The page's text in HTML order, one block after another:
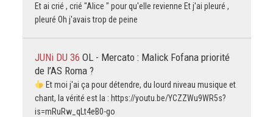
Et ai crié , crié "Alice " pour qu'elle revienne Et j'ai pleuré ,
pleuré Oh j'avais trop de peine
JUNi DU 36 OL - Mercato : Malick Fofana priorité
de l’AS Roma ?
Et moi j'ai ça pour détendre, du lourd niveau musique et
chant, la vérité est la : https://youtu.be/YCZZWu9WR5s?
is=mRuRw_qLt4eB0-go